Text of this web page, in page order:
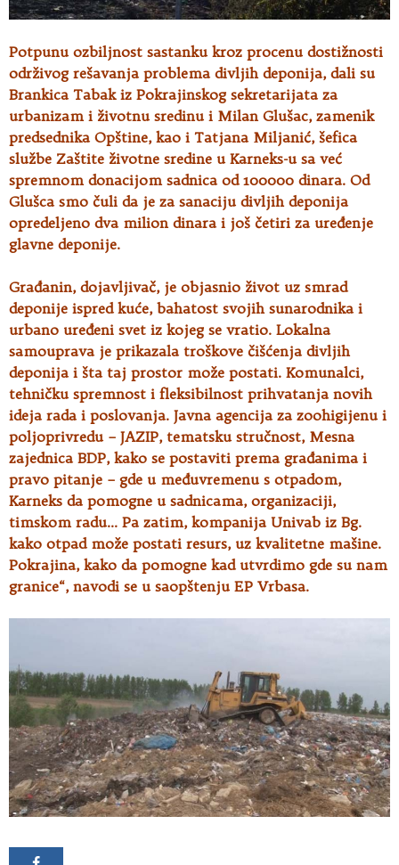
Potpunu ozbiljnost sastanku kroz procenu dostižnosti
održivog rešavanja problema divljih deponija, dali su
Brankica Tabak iz Pokrajinskog sekretarijata za
urbanizam i životnu sredinu i Milan Glušac, zamenik
predsednika Opštine, kao i Tatjana Miljanić, šefica
službe Zaštite životne sredine u Karneks-u sa već
spremnom donacijom sadnica od 100000 dinara. Od
Glušca smo čuli da je za sanaciju divljih deponija
opredeljeno dva milion dinara i još četiri za uređenje
glavne deponije.
Građanin, dojavljivač, je objasnio život uz smrad
deponije ispred kuće, bahatost svojih sunarodnika i
urbano uređeni svet iz kojeg se vratio. Lokalna
samouprava je prikazala troškove čišćenja divljih
deponija i šta taj prostor može postati. Komunalci,
tehničku spremnost i fleksibilnost prihvatanja novih
ideja rada i poslovanja. Javna agencija za zoohigijenu i
poljoprivredu – JAZIP, tematsku stručnost, Mesna
zajednica BDP, kako se postaviti prema građanima i
pravo pitanje – gde u međuvremenu s otpadom,
Karneks da pomogne u sadnicama, organizaciji,
timskom radu… Pa zatim, kompanija Univab iz Bg.
kako otpad može postati resurs, uz kvalitetne mašine.
Pokrajina, kako da pomogne kad utvrdimo gde su nam
granice“, navodi se u saopštenju EP Vrbasa.